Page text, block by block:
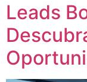
Leads